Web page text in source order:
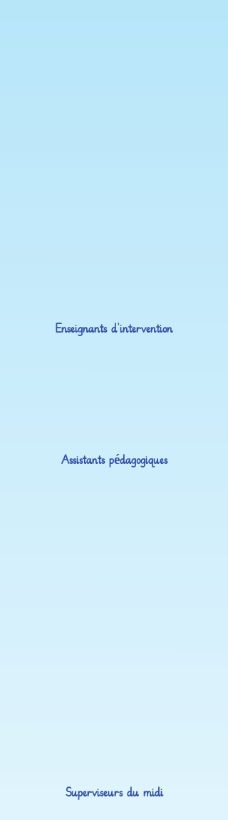
Enseignants d'intervention
Assistants pédagogiques
Superviseurs du midi